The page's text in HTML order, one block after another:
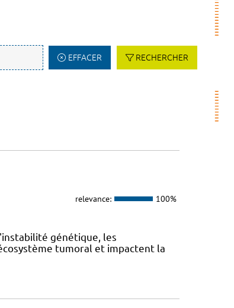
EFFACER RECHERCHER
relevance: 100%
génétique, les
tumoral et impactent la